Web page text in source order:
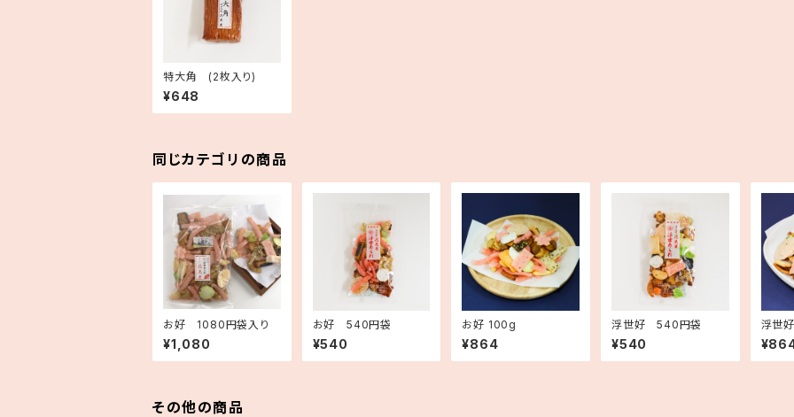
特大角 (2枚入り)
¥648
同じカテゴリの商品
お好 1080円袋入り
¥1,080
お好 540円袋
¥540
お好 100g
¥864
浮世好 540円袋
¥540
浮世
その他の商品